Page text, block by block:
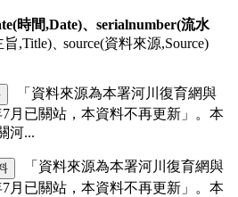
時間,Date)、 serialnumber(流水
旨,Title)、source(資料來源,Source)
「資料來源為本署河川復育網與
7月已關站，本資料不再更新」。本
河...
「資料來源為本署河川復育網與
7月已關站，本資料不再更新」。本